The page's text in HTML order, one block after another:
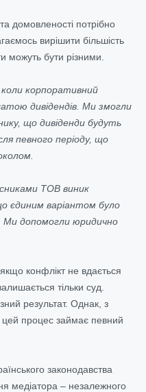
домовленості потрібно
вирішити більшість
можуть бути різними.
корпоративний
дивідендів. Ми змогли
що дивіденди будуть
певного періоду, що
ТОВ виник
єдиним варіантом було
Ми допомогли юридично
якщо конфлікт не вдається
тільки суд.
результат. Однак, з
процес займає певний
законодавства
медіатора – незалежного